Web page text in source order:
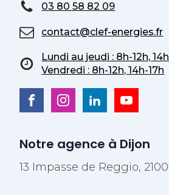
03 80 58 82 09
contact@clef-energies.fr
Lundi au jeudi : 8h-12h,
Vendredi : 8h-12h, 14h-17h
Notre agence à Dijon
13 Impasse de Reggio,